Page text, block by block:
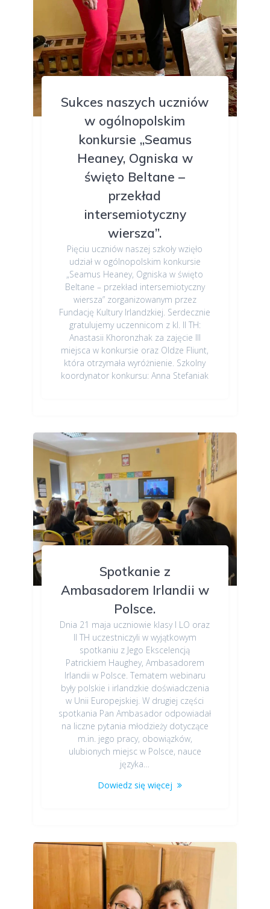
Sukces naszych uczniów
w ogólnopolskim
konkursie „Seamus
Heaney, Ogniska w
święto Beltane –
przekład
intersemiotyczny
wiersza”.
Pięciu uczniów naszej szkoły wzięło
udział w ogólnopolskim konkursie
„Seamus Heaney, Ogniska w święto
Beltane – przekład intersemiotyczny
wiersza” zorganizowanym przez
Fundację Kultury Irlandzkiej. Serdecznie
gratulujemy uczennicom z kl. II TH:
Anastasii Khoronzhak za zajęcie III
miejsca w konkursie oraz Oldze Fliunt,
która otrzymała wyróżnienie. Szkolny
koordynator konkursu: Anna Stefaniak
Spotkanie z
Ambasadorem Irlandii w
Polsce.
Dnia 21 maja uczniowie klasy I LO oraz
II TH uczestniczyli w wyjątkowym
spotkaniu z Jego Ekscelencją
Patrickiem Haughey, Ambasadorem
Irlandii w Polsce. Tematem webinaru
były polskie i irlandzkie doświadczenia
w Unii Europejskiej. W drugiej części
spotkania Pan Ambasador odpowiadał
na liczne pytania młodzieży dotyczące
m.in. jego pracy, obowiązków,
ulubionych miejsc w Polsce, nauce
języka…
Dowiedz się więcej